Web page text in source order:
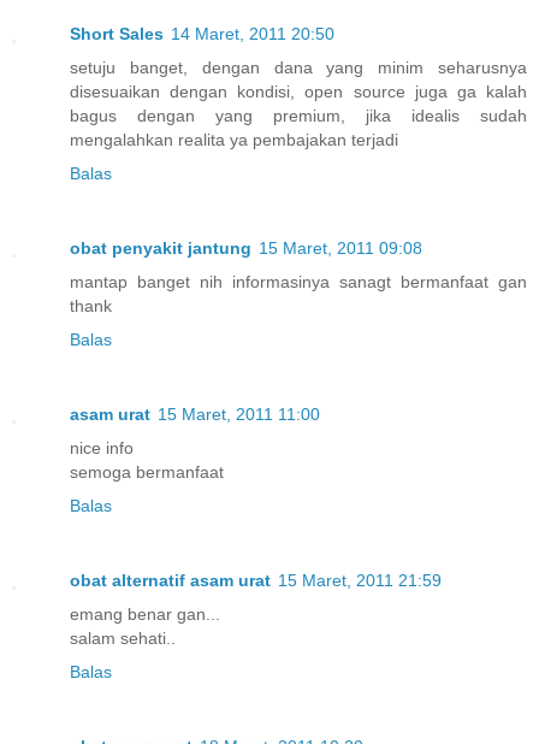
Short Sales 14 Maret, 2011 20:50
setuju banget, dengan dana yang minim seharusnya
disesuaikan dengan kondisi, open source juga ga kalah
bagus dengan yang premium, jika idealis sudah
mengalahkan realita ya pembajakan terjadi
Balas
obat penyakit jantung 15 Maret, 2011 09:08
mantap banget nih informasinya sanagt bermanfaat gan
thank
Balas
asam urat 15 Maret, 2011 11:00
nice info
semoga bermanfaat
Balas
obat alternatif asam urat 15 Maret, 2011 21:59
emang benar gan...
salam sehati..
Balas